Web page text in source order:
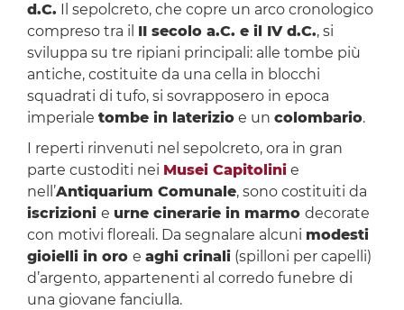
d.C. Il sepolcreto, che copre un arco cronologico
compreso tra il II secolo a.C. e il IV d.C., si
sviluppa su tre ripiani principali: alle tombe più
antiche, costituite da una cella in blocchi
squadrati di tufo, si sovrapposero in epoca
imperiale tombe in laterizioe un colombario.
I reperti rinvenuti nel sepolcreto, ora in gran
parte custoditi nei Musei Capitolinie
nell’Antiquarium Comunale, sono costituiti da
iscrizioni e urne cinerarie in marmo decorate
con motivi floreali. Da segnalare alcuni modesti
gioielli in oro e aghi crinali(spilloni per capelli)
d’argento, appartenenti al corredo funebre di
una giovane fanciulla.